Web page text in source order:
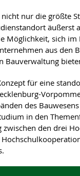
nicht nur die größte
äußerst
Möglichkeit, sich im
aus den
Bauverwaltung
für eine
des
in den
zwischen den drei